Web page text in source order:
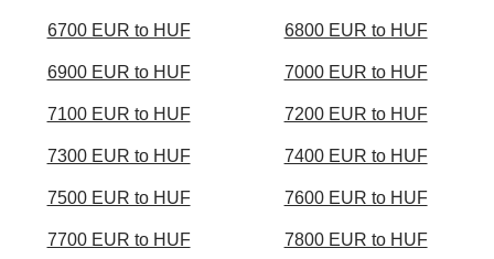
6700 EUR to HUF 6800 EUR to HUF
6900 EUR to HUF 7000 EUR to HUF
7100 EUR to HUF 7200 EUR to HUF
7300 EUR to HUF 7400 EUR to HUF
7500 EUR to HUF 7600 EUR to HUF
7700 EUR to HUF 7800 EUR to HUF